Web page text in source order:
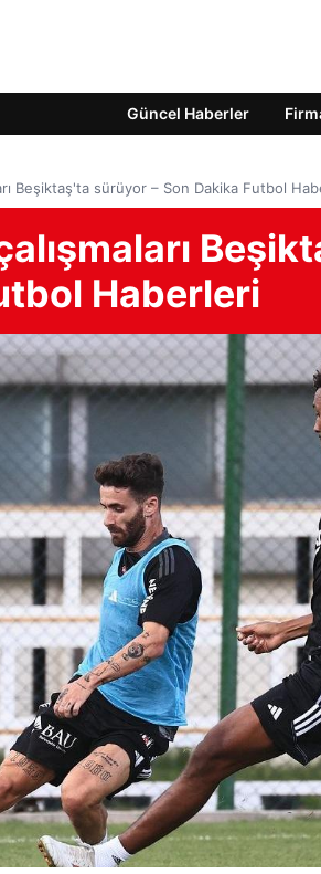
Güncel Haberler
Beşiktaş'ta sürüyor – Son Dakika Futbol
Haberleri